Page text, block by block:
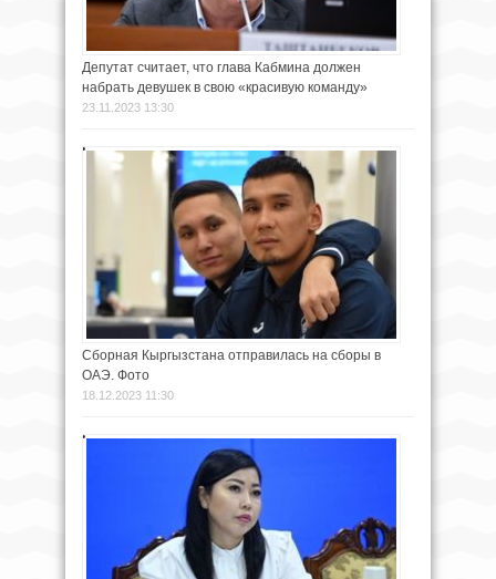
Депутат считает, что глава Кабмина должен
набрать девушек в свою «красивую команду»
23.11.2023 13:30
Сборная Кыргызстана отправилась на сборы в
ОАЭ. Фото
18.12.2023 11:30